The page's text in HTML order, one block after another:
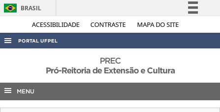
ACESSIBILIDADE CONTRASTE MAPA DO SITE
BRASIL
Simplifique!
Acesso à informação
Legislação
PORTAL UFPEL
AUDITORIA
COBALTO
CONCURSOS
PREC
Pró-Reitoria de Extensão e Cultura
MENU